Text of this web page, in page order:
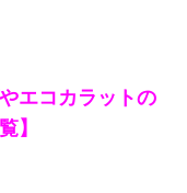
エコカラットの
】